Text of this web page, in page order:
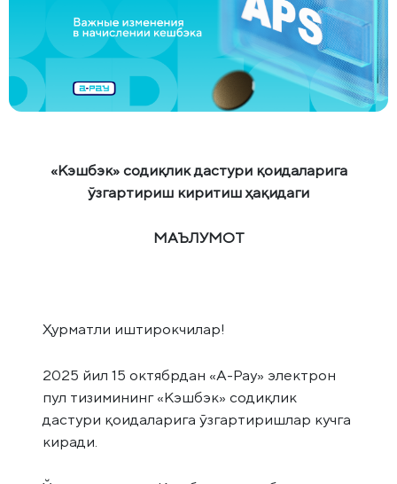
«Кэшбэк» содиқлик дастури қоидаларига
ўзгартириш киритиш ҳақидаги
МАЪЛУМОТ
Ҳурматли иштирокчилар!
2025 йил 15 октябрдан «А-Pay» электрон
пул тизимининг «Кэшбэк» содиқлик
дастури қоидаларига ўзгартиришлар кучга
киради.